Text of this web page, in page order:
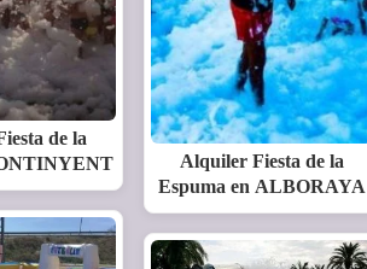
de la
Alquiler Fiesta de la
Espuma en ALBORAYA